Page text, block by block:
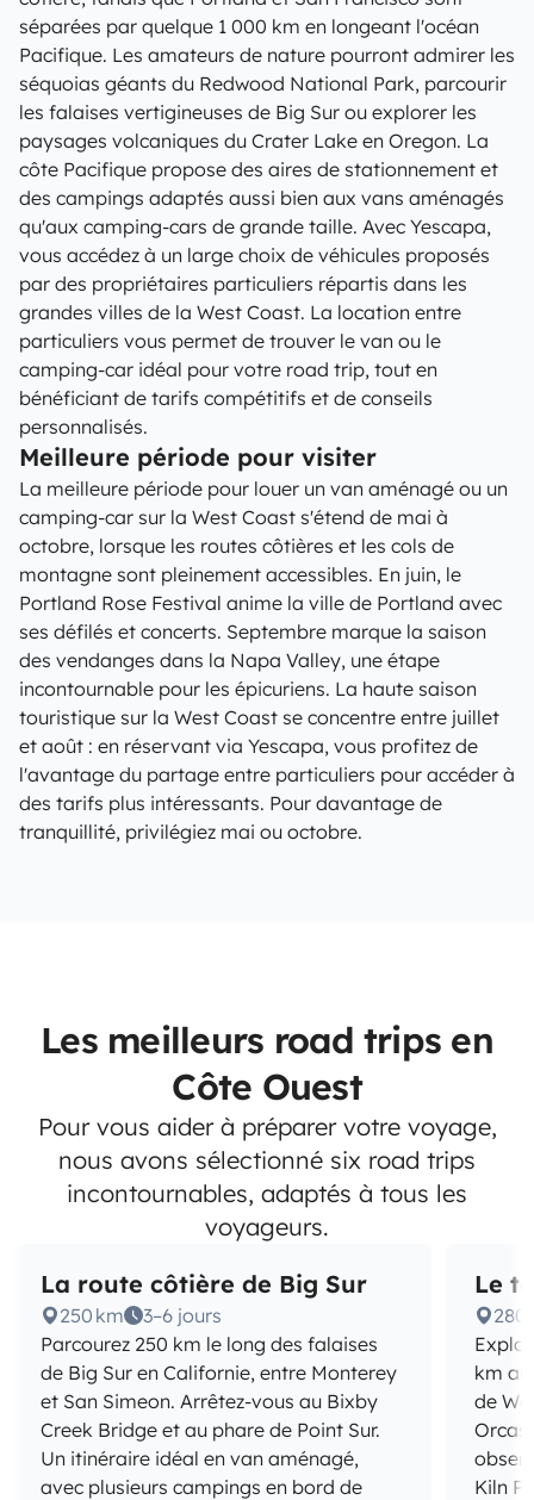
séparées par quelque 1 000 km en longeant l'océan
Pacifique. Les amateurs de nature pourront admirer les
séquoias géants du Redwood National Park, parcourir
les falaises vertigineuses de Big Sur ou explorer les
paysages volcaniques du Crater Lake en Oregon. La
côte Pacifique propose des aires de stationnement et
des campings adaptés aussi bien aux vans aménagés
qu'aux camping-cars de grande taille. Avec Yescapa,
vous accédez à un large choix de véhicules proposés
par des propriétaires particuliers répartis dans les
grandes villes de la West Coast. La location entre
particuliers vous permet de trouver le van ou le
camping-car idéal pour votre road trip, tout en
bénéficiant de tarifs compétitifs et de conseils
personnalisés.
Meilleure période pour visiter
La meilleure période pour louer un van aménagé ou un
camping-car sur la West Coast s'étend de mai à
octobre, lorsque les routes côtières et les cols de
montagne sont pleinement accessibles. En juin, le
Portland Rose Festival anime la ville de Portland avec
ses défilés et concerts. Septembre marque la saison
des vendanges dans la Napa Valley, une étape
incontournable pour les épicuriens. La haute saison
touristique sur la West Coast se concentre entre juillet
et août : en réservant via Yescapa, vous profitez de
l'avantage du partage entre particuliers pour accéder à
des tarifs plus intéressants. Pour davantage de
tranquillité, privilégiez mai ou octobre.
Les meilleurs road trips en
Côte Ouest
Pour vous aider à préparer votre voyage,
nous avons sélectionné six road trips
incontournables, adaptés à tous les
voyageurs.
La route côtière de Big Sur
250 km
3–6 jours
Parcourez 250 km le long des falaises
de Big Sur en Californie, entre Monterey
et San Simeon. Arrêtez-vous au Bixby
Creek Bridge et au phare de Point Sur.
Un itinéraire idéal en van aménagé,
avec plusieurs campings en bord de
Le
280
km
de
Orcas
Kiln